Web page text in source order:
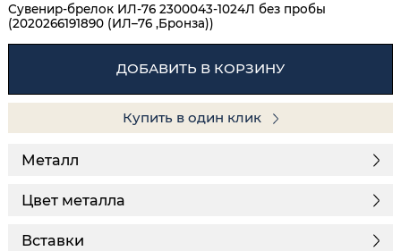
Сувенир-брелок ИЛ-76 2300043-1024Л без пробы
(2020266191890 (ИЛ–76 ,Бронза))
ДОБАВИТЬ В КОРЗИНУ
Купить в один клик
Металл
Цвет металла
Вставки